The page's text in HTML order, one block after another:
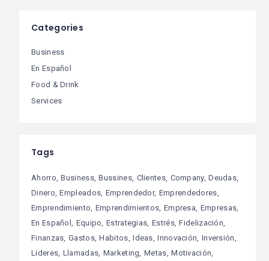
Categories
Business
En Español
Food & Drink
Services
Tags
Ahorro Business Bussines Clientes Company Deudas
Dinero Empleados Emprendedor Emprendedores
Emprendimiento Emprendimientos Empresa Empresas
En Español Equipo Estrategias Estrés Fidelización
Finanzas Gastos Habitos Ideas Innovación Inversión
Lideres Llamadas Marketing Metas Motivación